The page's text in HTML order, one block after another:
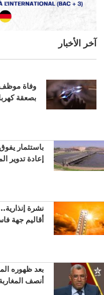
آخر الأخبار
بصعقة
إعادة تدوير
نشرة
أقاليم جهة
بعد ظهوره
أنصف